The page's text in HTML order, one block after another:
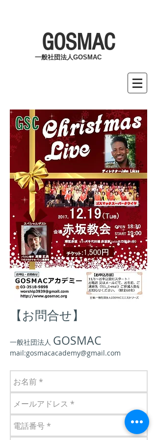
GOSMAC
一般社団法人GOSMAC
【お問合せ】
一般社団法人 GOSMAC
mail:gosmacacademy@gmail.com